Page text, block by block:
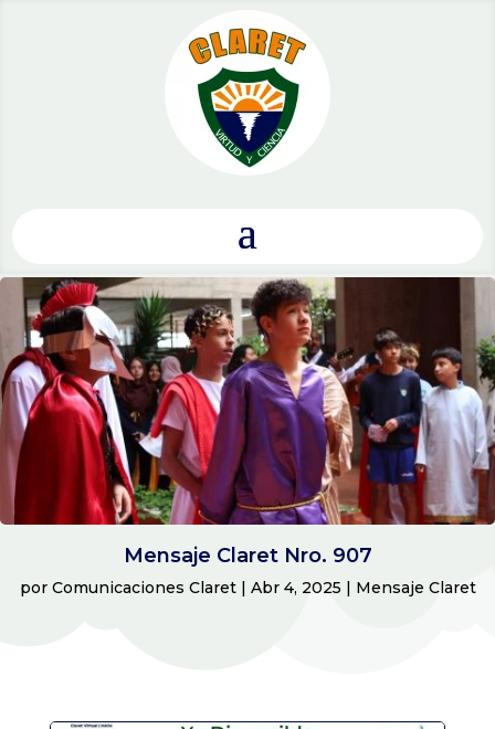
Mensaje Claret Nro. 907
por Comunicaciones Claret| Abr 4, 2025 | Mensaje Claret